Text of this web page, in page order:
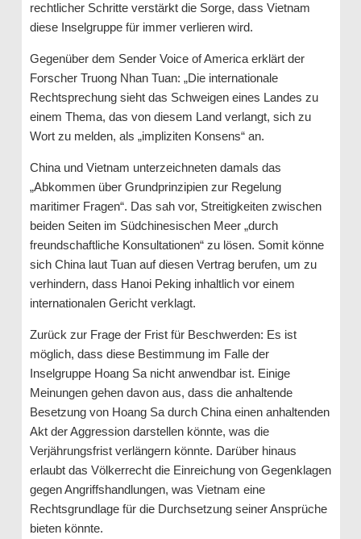
rechtlicher Schritte verstärkt die Sorge, dass Vietnam
diese Inselgruppe für immer verlieren wird.
Gegenüber dem Sender Voice of America erklärt der
Forscher Truong Nhan Tuan: „Die internationale
Rechtsprechung sieht das Schweigen eines Landes zu
einem Thema, das von diesem Land verlangt, sich zu
Wort zu melden, als „impliziten Konsens“ an.
China und Vietnam unterzeichneten damals das
„Abkommen über Grundprinzipien zur Regelung
maritimer Fragen“. Das sah vor, Streitigkeiten zwischen
beiden Seiten im Südchinesischen Meer „durch
freundschaftliche Konsultationen“ zu lösen. Somit könne
sich China laut Tuan auf diesen Vertrag berufen, um zu
verhindern, dass Hanoi Peking inhaltlich vor einem
internationalen Gericht verklagt.
Zurück zur Frage der Frist für Beschwerden: Es ist
möglich, dass diese Bestimmung im Falle der
Inselgruppe Hoang Sa nicht anwendbar ist. Einige
Meinungen gehen davon aus, dass die anhaltende
Besetzung von Hoang Sa durch China einen anhaltenden
Akt der Aggression darstellen könnte, was die
Verjährungsfrist verlängern könnte. Darüber hinaus
erlaubt das Völkerrecht die Einreichung von Gegenklagen
gegen Angriffshandlungen, was Vietnam eine
Rechtsgrundlage für die Durchsetzung seiner Ansprüche
bieten könnte.